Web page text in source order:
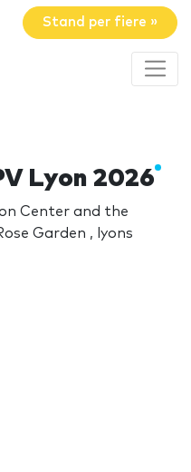
Stand per fiere »
Lyon 2026
Center and the
Garden , lyons